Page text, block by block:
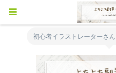
初心者イラストレーターさ